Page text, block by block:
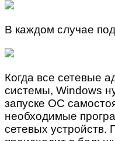
В каждом случае
Когда все сетевые
системы, Windows
запуске ОС
необходимые
сетевых устройств.